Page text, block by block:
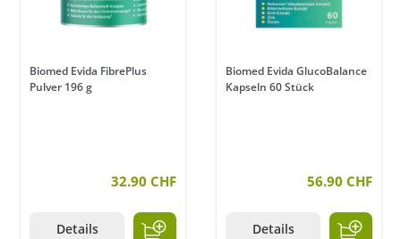
Biomed Evida FibrePlus
Pulver 196 g
32.90 CHF
Details
Biomed Evida GlucoBalance
Kapseln 60 Stück
56.90 CHF
Details